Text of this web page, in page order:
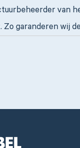
van
Zo garanderen wij